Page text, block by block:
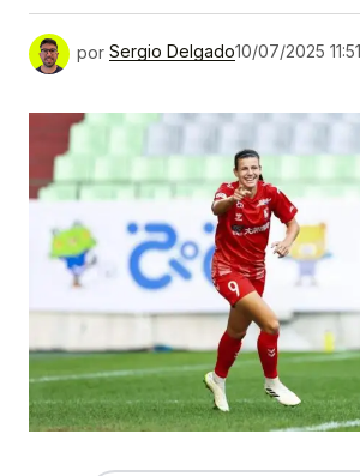
por Sergio Delgado10/07/2025 11:51